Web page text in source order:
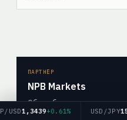
ПАРТНЁР
NPB Markets
Обзор брокера, условия
материалы для трейдеров.
1,3439+0.61% USD/JPY